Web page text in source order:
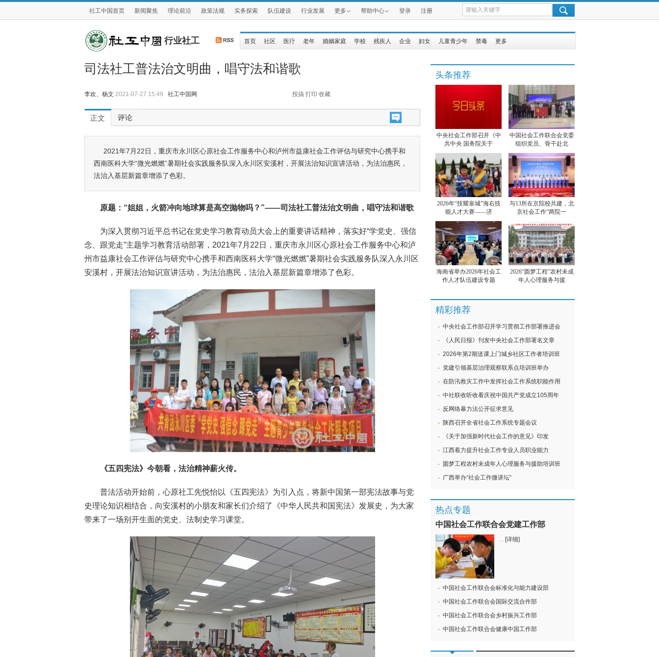
社工中国首页 新闻聚焦 理论前沿 政策法规 实务探索 队伍建设 行业发展 更多 帮助中心 登录 注册
行业社工 首页 社区 医疗 老年 婚姻家庭 学校 残疾人 企业 妇女 儿童青少年 禁毒 更多
司法社工普法治文明曲，唱守法和谐歌
李欢、杨文 2021-07-27 15:49 社工中国网 投搞 打印 收藏
正文 评论
2021年7月22日，重庆市永川区心原社会工作服务中心和泸州市益康社会工作评估与研究中心携手和
西南医科大学“微光燃燃”暑期社会实践服务队深入永川区安溪村，开展法治知识宣讲活动，为法治惠民，
法治入基层新篇章增添了色彩。
原题：“姐姐，火箭冲向地球算是高空抛物吗？”——司法社工普法治文明曲，唱守法和谐歌
为深入贯彻习近平总书记在党史学习教育动员大会上的重要讲话精神，落实好“学党史、强信
念、跟党走”主题学习教育活动部署，2021年7月22日，重庆市永川区心原社会工作服务中心和泸
州市益康社会工作评估与研究中心携手和西南医科大学“微光燃燃”暑期社会实践服务队深入永川区
安溪村，开展法治知识宣讲活动，为法治惠民，法治入基层新篇章增添了色彩。
《五四宪法》今朝看，法治精神薪火传。
普法活动开始前，心原社工先悦怡以《五四宪法》为引入点，将新中国第一部宪法故事与党
史理论知识相结合，向安溪村的小朋友和家长们介绍了《中华人民共和国宪法》发展史，为大家
带来了一场别开生面的党史、法制史学习课堂。
头条推荐
中央社会工作部召开《中
共中央 国务院关于
中国社会工作联合会党委
组织党员、骨干赴北
2026年“技耀泉城”海右技
能人才大赛——济
与13所在京院校共建，北
京社会工作“两院一
海南省举办2026年社会工
作人才队伍建设专题
2026“圆梦工程”农村未成
年人心理服务与援
精彩推荐
中央社会工作部召开学习贯彻工作部署推进会
《人民日报》刊发中央社会工作部署名文章
2026年第2期送课上门城乡社区工作者培训班
党建引领基层治理观察联系点培训班举办
在防汛救灾工作中发挥社会工作系统职能作用
中社联收听收看庆祝中国共产党成立105周年
反网络暴力法公开征求意见
陕西召开全省社会工作系统专题会议
《关于加强新时代社会工作的意见》印发
江西着力提升社会工作专业人员职业能力
圆梦工程农村未成年人心理服务与援助培训班
广西举办“社会工作微讲坛”
热点专题
中国社会工作联合会党建工作部
... [详细]
中国社会工作联合会标准化与能力建设部
中国社会工作联合会国际交流合作部
中国社会工作联合会乡村振兴工作部
中国社会工作联合会健康中国工作部